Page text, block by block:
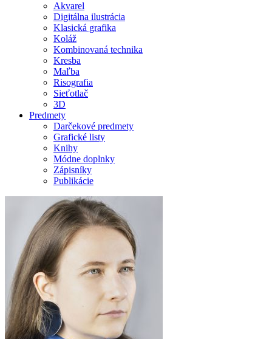
Akvarel
Digitálna ilustrácia
Klasická grafika
Koláž
Kombinovaná technika
Kresba
Maľba
Risografia
Sieťotlač
3D
Predmety
Darčekové predmety
Grafické listy
Knihy
Módne doplnky
Zápisníky
Publikácie